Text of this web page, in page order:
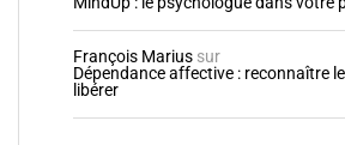
François Marius sur
Dépendance affective : reconnaître
libérer